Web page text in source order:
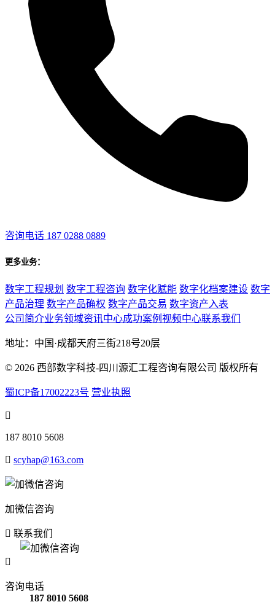
咨询电话 187 0288 0889
更多业务：
数字工程规划 数字工程咨询 数字化赋能 数字化档案建设 数字
产品治理 数字产品确权 数字产品交易 数字资产入表
公司简介业务领域资讯中心成功案例 视频中心联系我们
地址：中国·成都天府三街218号20层
© 2026 西部数字科技-四川源汇工程咨询有限公司 版权所有
蜀ICP备17002223号 营业执照

187 8010 5608
 scyhap@163.com
加微信咨询
 联系我们

咨询电话
187 8010 5608